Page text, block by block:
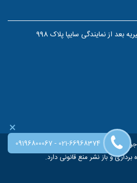
بعد از نمایندگی سایپا پلاک 998
در این سایت متعلق به فروشگاه اینترنتی
و باز نشر منع قانونی دارد.
×
09196800067- 021-66968374